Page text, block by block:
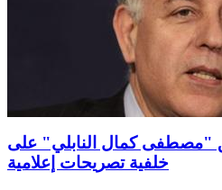
"مصطفى كمال النابلي" على
خلفية تصريحات إعلامية